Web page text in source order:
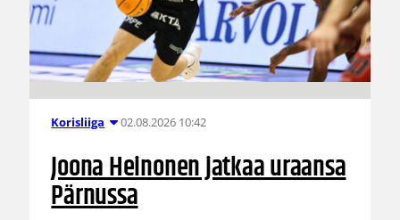
Korisliiga 02.08.2026 10:42
Joona Heinonen jatkaa uraansa
Pärnussa